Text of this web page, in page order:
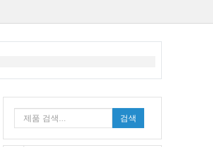
검색